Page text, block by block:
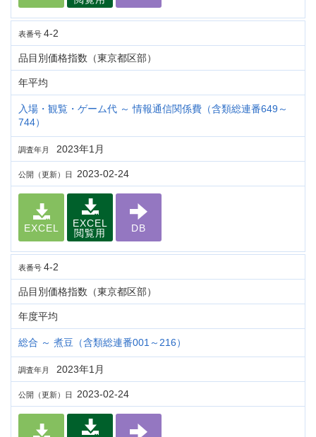
表番号 4-2
品目別価格指数（東京都区部）
年平均
入場・観覧・ゲーム代 ～ 情報通信関係費（含類総連番649～
744）
調査年月 2023年1月
公開（更新）日 2023-02-24
EXCEL
EXCEL
閲覧用
DB
表番号 4-2
品目別価格指数（東京都区部）
年度平均
総合 ～ 煮豆（含類総連番001～216）
調査年月 2023年1月
公開（更新）日 2023-02-24